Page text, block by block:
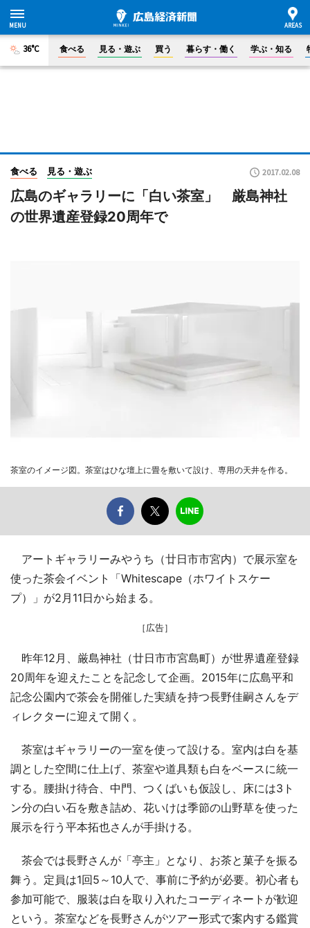
36°C 食べる 見る・遊ぶ 買う 暮らす・働く 学ぶ・知る
食べる 見る・遊ぶ 2017.02.08
広島のギャラリーに「白い茶室」 厳島神社
の世界遺産登録20周年で
茶室のイメージ図。茶室はひな壇上に畳を敷いて設け、専用の天井を作る。
アートギャラリーみやうち（廿日市市宮内）で展示室を
使った茶会イベント「Whitescape（ホワイトスケー
プ）」が2月11日から始まる。
［広告］
昨年12月、厳島神社（廿日市市宮島町）が世界遺産登録
20周年を迎えたことを記念して企画。2015年に広島平和
記念公園内で茶会を開催した実績を持つ長野佳嗣さんをデ
ィレクターに迎えて開く。
茶室はギャラリーの一室を使って設ける。室内は白を基
調とした空間に仕上げ、茶室や道具類も白をベースに統一
する。腰掛け待合、中門、つくばいも仮設し、床には3ト
ン分の白い石を敷き詰め、花いけは季節の山野草を使った
展示を行う平本拓也さんが手掛ける。
茶会では長野さんが「亭主」となり、お茶と菓子を振る
舞う。定員は1回5～10人で、事前に予約が必要。初心者も
参加可能で、服装は白を取り入れたコーディネートが歓迎
という。茶室などを長野さんがツアー形式で案内する鑑賞